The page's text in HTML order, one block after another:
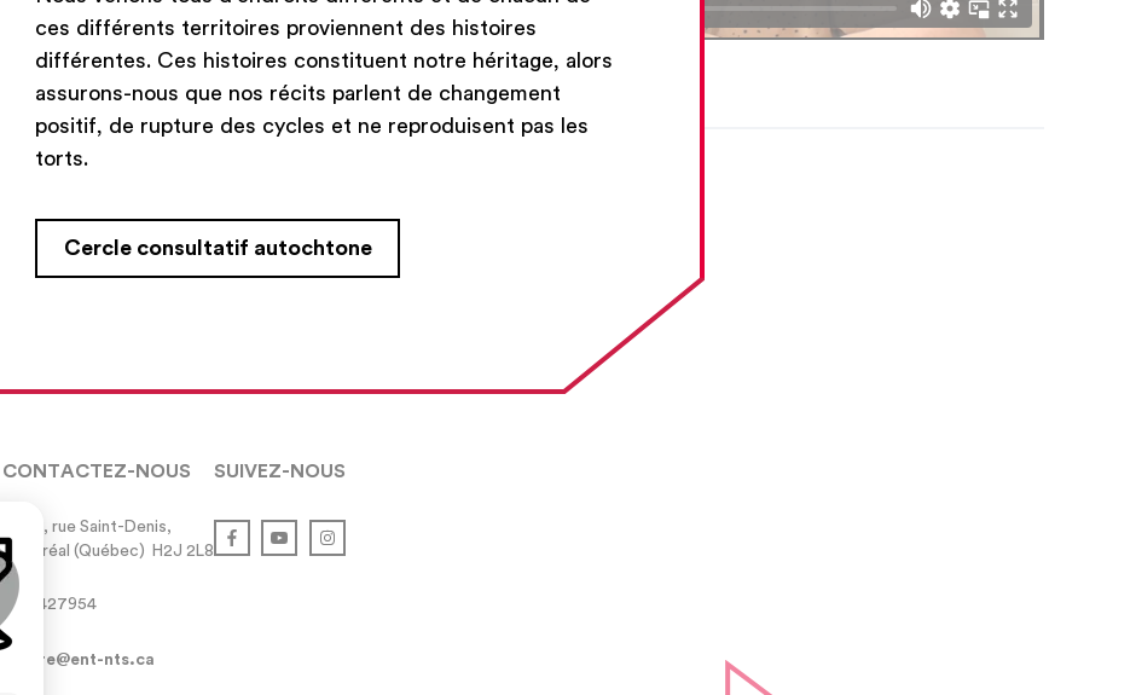
ces différents territoires proviennent des histoires
différentes. Ces histoires constituent notre héritage, alors
assurons-nous que nos récits parlent de changement
positif, de rupture des cycles et ne reproduisent pas les
torts.
Cercle consultatif autochtone
CONTACTEZ-NOUS
5030, rue Saint-Denis,
Montréal (Québec)  H2J 2L8
5148427954
centre@ent-nts.ca
SUIVEZ-NOUS